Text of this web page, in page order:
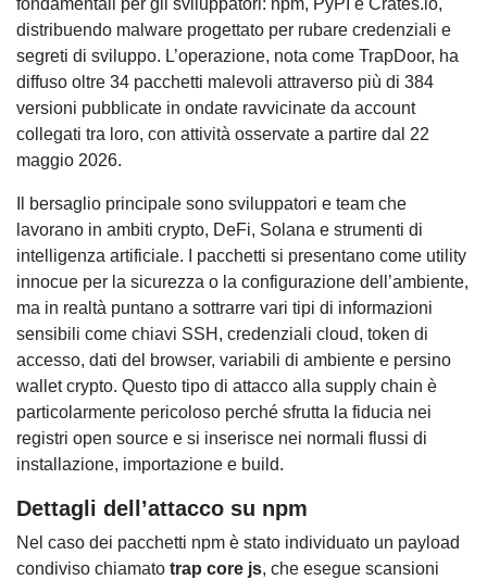
fondamentali per gli sviluppatori: npm, PyPI e Crates.io,
distribuendo malware progettato per rubare credenziali e
segreti di sviluppo. L’operazione, nota come TrapDoor, ha
diffuso oltre 34 pacchetti malevoli attraverso più di 384
versioni pubblicate in ondate ravvicinate da account
collegati tra loro, con attività osservate a partire dal 22
maggio 2026.
Il bersaglio principale sono sviluppatori e team che
lavorano in ambiti crypto, DeFi, Solana e strumenti di
intelligenza artificiale. I pacchetti si presentano come utility
innocue per la sicurezza o la configurazione dell’ambiente,
ma in realtà puntano a sottrarre vari tipi di informazioni
sensibili come chiavi SSH, credenziali cloud, token di
accesso, dati del browser, variabili di ambiente e persino
wallet crypto. Questo tipo di attacco alla supply chain è
particolarmente pericoloso perché sfrutta la fiducia nei
registri open source e si inserisce nei normali flussi di
installazione, importazione e build.
Dettagli dell’attacco su npm
Nel caso dei pacchetti npm è stato individuato un payload
condiviso chiamato trap core js, che esegue scansioni